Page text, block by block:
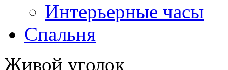
Интерьерные часы
Спальня
Живой уголок